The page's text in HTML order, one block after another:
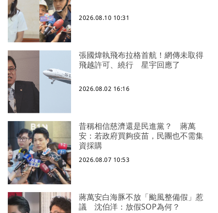
2026.08.10 10:31
張國煒執飛布拉格首航！網傳未取得
飛越許可、繞行 星宇回應了
2026.08.02 16:16
昔稱相信慈濟還是民進黨？ 蔣萬
安：若政府買夠疫苗，民團也不需集
資採購
2026.08.07 10:53
蔣萬安白海豚不放「颱風整備假」惹
議 沈伯洋：放假SOP為何？